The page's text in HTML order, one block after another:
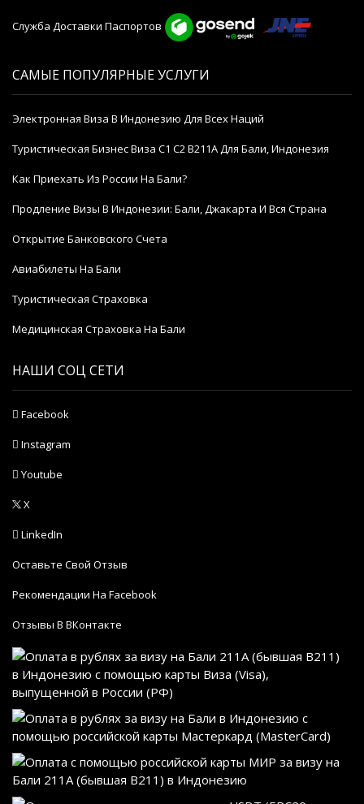
Служба Доставки Паспортов
САМЫЕ ПОПУЛЯРНЫЕ УСЛУГИ
Электронная Виза В Индонезию Для Всех Наций
Туристическая Бизнес Виза C1 C2 B211A Для Бали, Индонезия
Как Приехать Из России На Бали?
Продление Визы В Индонезии: Бали, Джакарта И Вся Страна
Открытие Банковского Счета
Авиабилеты На Бали
Туристическая Страховка
Медицинская Страховка На Бали
НАШИ СОЦ СЕТИ
Facebook
Instagram
Youtube
X
LinkedIn
Оставьте Свой Отзыв
Рекомендации На Facebook
Отзывы В ВКонтакте